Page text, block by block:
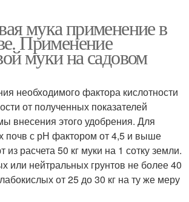
мука применение в
Применение
муки на садовом
необходимого фактора кислотности
от полученных показателей
внесения этого удобрения. Для
почв с рН фактором от 4,5 и выше
из расчета 50 кг муки на 1 сотку земли.
или нейтральных грунтов не более 40
от 25 до 30 кг на ту же меру